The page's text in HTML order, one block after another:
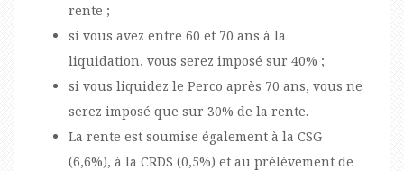
rente ;
si vous avez entre 60 et 70 ans à la
liquidation, vous serez imposé sur 40% ;
si vous liquidez le Perco après 70 ans, vous ne
serez imposé que sur 30% de la rente.
La rente est soumise également à la CSG
(6,6%), à la CRDS (0,5%) et au prélèvement de